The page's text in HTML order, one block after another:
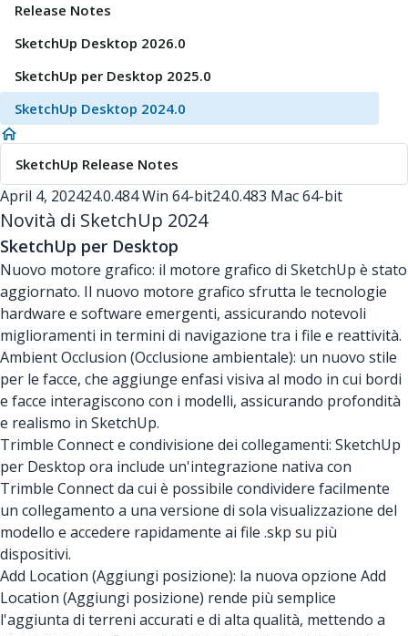
Release Notes
SketchUp Desktop 2026.0
SketchUp per Desktop 2025.0
SketchUp Desktop 2024.0
SketchUp Release Notes
April 4, 202424.0.484 Win 64-bit24.0.483 Mac 64-bit
Novità di SketchUp 2024
SketchUp per Desktop
Nuovo motore grafico: il motore grafico di SketchUp è stato
aggiornato. Il nuovo motore grafico sfrutta le tecnologie
hardware e software emergenti, assicurando notevoli
miglioramenti in termini di navigazione tra i file e reattività.
Ambient Occlusion (Occlusione ambientale): un nuovo stile
per le facce, che aggiunge enfasi visiva al modo in cui bordi
e facce interagiscono con i modelli, assicurando profondità
e realismo in SketchUp.
Trimble Connect e condivisione dei collegamenti: SketchUp
per Desktop ora include un'integrazione nativa con
Trimble Connect da cui è possibile condividere facilmente
un collegamento a una versione di sola visualizzazione del
modello e accedere rapidamente ai file .skp su più
dispositivi.
Add Location (Aggiungi posizione): la nuova opzione Add
Location (Aggiungi posizione) rende più semplice
l'aggiunta di terreni accurati e di alta qualità, mettendo a